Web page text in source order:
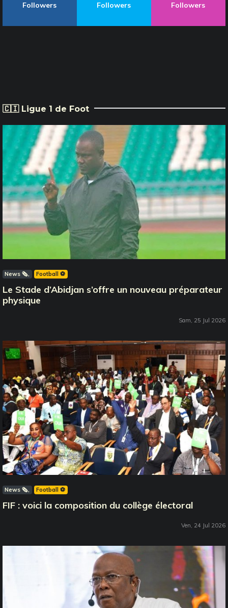
Followers
Followers
Followers
🇨🇮 Ligue 1 de Foot
News 🗞️ Football ⚽️
Le Stade d’Abidjan s’offre un nouveau préparateur
physique
Sam, 25 Jul 2026
News 🗞️ Football ⚽️
FIF : voici la composition du collège électoral
Ven, 24 Jul 2026